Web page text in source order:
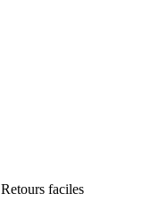
Retours faciles